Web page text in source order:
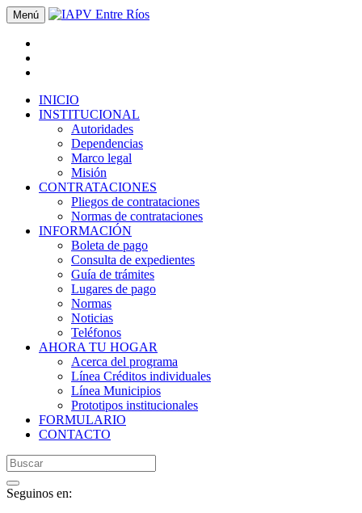
Menú
INICIO
INSTITUCIONAL
Autoridades
Dependencias
Marco legal
Misión
CONTRATACIONES
Pliegos de contrataciones
Normas de contrataciones
INFORMACIÓN
Boleta de pago
Consulta de expedientes
Guía de trámites
Lugares de pago
Normas
Noticias
Teléfonos
AHORA TU HOGAR
Acerca del programa
Línea Créditos individuales
Línea Municipios
Prototipos institucionales
FORMULARIO
CONTACTO
Seguinos en: